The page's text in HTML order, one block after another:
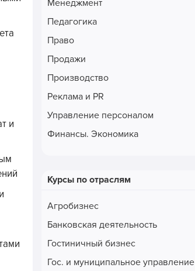
и
Менеджмент
Педагогика
Право
Продажи
Производство
Реклама и PR
Управление персоналом
Финансы. Экономика
Курсы по отраслям
Агробизнес
Банковская деятельность
Гостиничный бизнес
Гос. и муниципальное управление